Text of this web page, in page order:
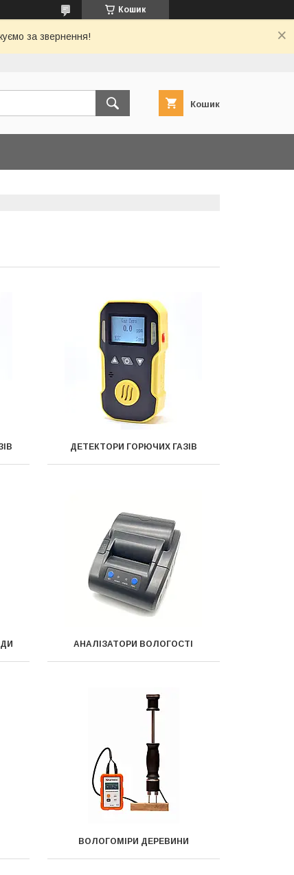
Кошик
за звернення!
Кошик
ДЕТЕКТОРИ ГОРЮЧИХ ГАЗІВ
АНАЛІЗАТОРИ ВОЛОГОСТІ
ВОЛОГОМІРИ ДЕРЕВИНИ